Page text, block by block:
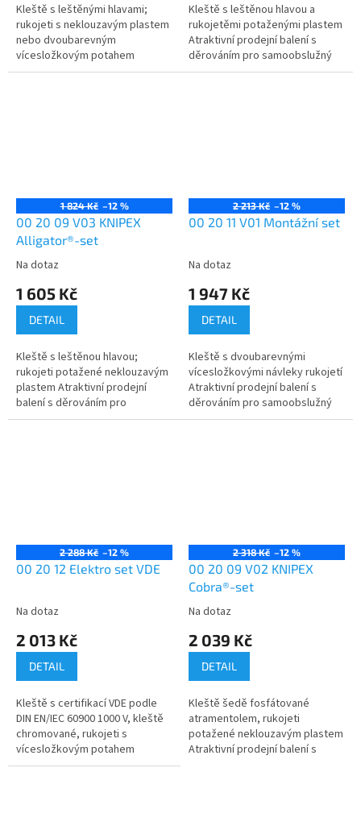
Kleště s leštěnými hlavami;
rukojeti s neklouzavým plastem
nebo dvoubarevným
vícesložkovým potahem
Atraktivní prodejní balení s
Kleště s leštěnou hlavou a
rukojetěmi potaženými plastem
Atraktivní prodejní balení s
děrováním pro samoobslužný
prodej Nářadí v plastovém
1 824 Kč –12 %
00 20 09 V03 KNIPEX
Alligator®-set
Na dotaz
1 605 Kč
DETAIL
Kleště s leštěnou hlavou;
rukojeti potažené neklouzavým
plastem Atraktivní prodejní
balení s děrováním pro
samoobslužný prodej Nářadí
2 213 Kč –12 %
00 20 11 V01 Montážní set
Na dotaz
1 947 Kč
DETAIL
Kleště s dvoubarevnými
vícesložkovými návleky rukojetí
Atraktivní prodejní balení s
děrováním pro samoobslužný
prodej Nářadí v plastovém
2 288 Kč –12 %
00 20 12 Elektro set VDE
Na dotaz
2 013 Kč
DETAIL
Kleště s certifikací VDE podle
DIN EN/IEC 60900 1000 V, kleště
chromované, rukojeti s
vícesložkovým potahem
Atraktivní prodejní balení s
2 318 Kč –12 %
00 20 09 V02 KNIPEX
Cobra®-set
Na dotaz
2 039 Kč
DETAIL
Kleště šedě fosfátované
atramentolem, rukojeti
potažené neklouzavým plastem
Atraktivní prodejní balení s